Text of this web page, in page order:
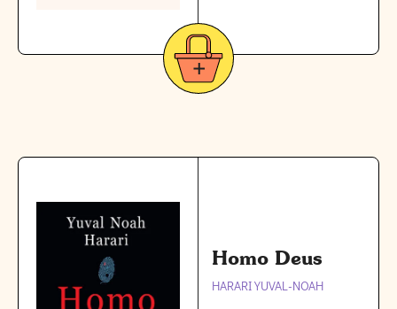
Homo Deus
HARARI YUVAL-NOAH